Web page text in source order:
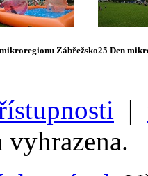
Zábřežsko25 Den
|
vyhrazena.